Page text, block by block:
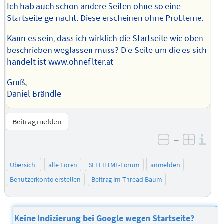
Ich hab auch schon andere Seiten ohne so eine
Startseite gemacht. Diese erscheinen ohne Probleme.
Kann es sein, dass ich wirklich die Startseite wie oben
beschrieben weglassen muss? Die Seite um die es sich
handelt ist www.ohnefilter.at
Gruß,
Daniel Brändle
Beitrag melden
negativ
–
Übersicht alle Foren SELFHTML-Forum
anmelden
Benutzerkonto erstellen
Beitrag im Thread-Baum
Keine Indizierung bei Google wegen Startseite?